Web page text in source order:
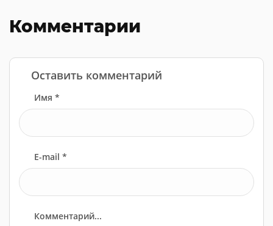
Комментарии
Оставить комментарий
Имя *
E-mail *
Комментарий...